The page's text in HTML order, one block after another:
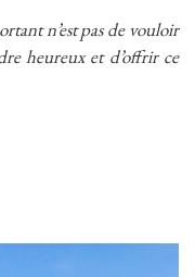
n’est pas de vouloir
heureux et d’offrir ce